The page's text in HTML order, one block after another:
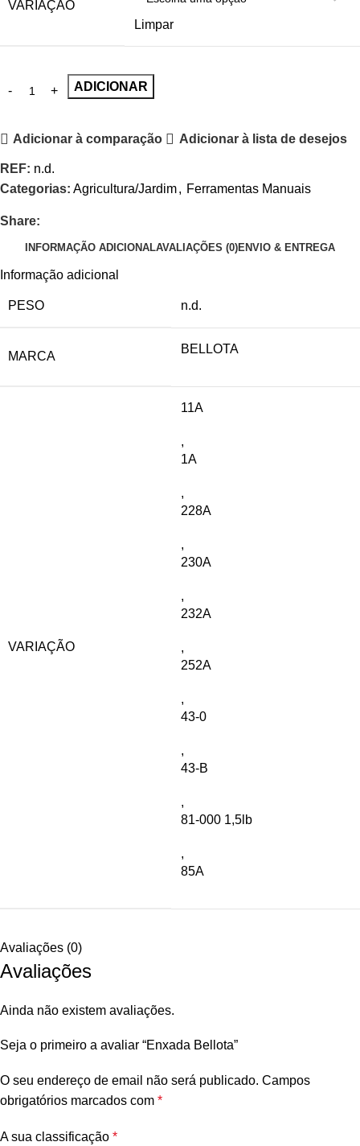
VARIAÇÃO
Limpar
ADICIONAR
Adicionar à comparação Adicionar à lista de desejos
REF: n.d.
Categorias: Agricultura/Jardim, Ferramentas Manuais
Share:
INFORMAÇÃO ADICIONALAVALIAÇÕES (0)ENVIO & ENTREGA
Informação adicional
PESO n.d.
MARCA
BELLOTA
VARIAÇÃO
11A
,
1A
,
228A
,
230A
,
232A
,
252A
,
43-0
,
43-B
,
81-000 1,5lb
,
85A
Avaliações (0)
Avaliações
Ainda não existem avaliações.
Seja o primeiro a avaliar “Enxada Bellota”
O seu endereço de email não será publicado. Campos
obrigatórios marcados com *
A sua classificação *